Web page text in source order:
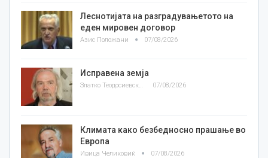
Леснотијата на разградувањетото на
еден мировен договор
Азис Положани 07/08/2026
Исправена земја
Златко Теодосиевски 07/08/2026
Климата како безбедносно прашање во
Европа
Ивица Челиковиќ 07/08/2026